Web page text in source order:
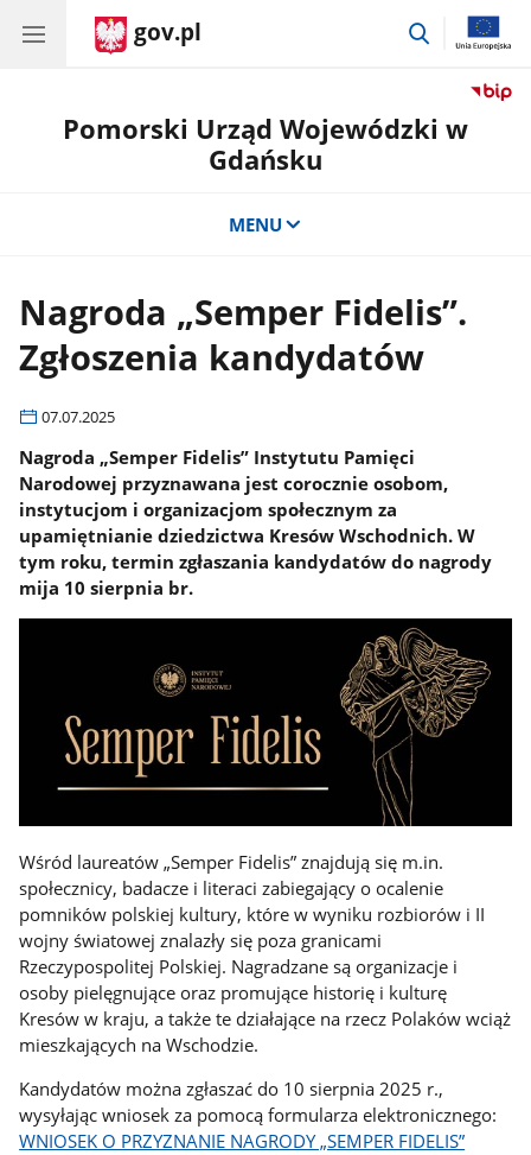
gov.pl
przejdź
Pomorski Urząd Wojewódzki w
Gdańsku
MENU
Nagroda „Semper Fidelis”.
Zgłoszenia kandydatów
07.07.2025
Nagroda „Semper Fidelis” Instytutu Pamięci
Narodowej przyznawana jest corocznie osobom,
instytucjom i organizacjom społecznym za
upamiętnianie dziedzictwa Kresów Wschodnich. W
tym roku, termin zgłaszania kandydatów do nagrody
mija 10 sierpnia br.
Wśród laureatów „Semper Fidelis” znajdują się m.in.
społecznicy, badacze i literaci zabiegający o ocalenie
pomników polskiej kultury, które w wyniku rozbiorów i II
wojny światowej znalazły się poza granicami
Rzeczypospolitej Polskiej. Nagradzane są organizacje i
osoby pielęgnujące oraz promujące historię i kulturę
Kresów w kraju, a także te działające na rzecz Polaków wciąż
mieszkających na Wschodzie.
Kandydatów można zgłaszać do 10 sierpnia 2025 r.,
wysyłając wniosek za pomocą formularza elektronicznego:
WNIOSEK O PRZYZNANIE NAGRODY „SEMPER FIDELIS”